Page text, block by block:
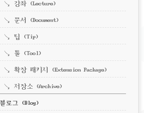
강좌 (Lecture)
문서 (Document)
팁 (Tip)
툴 (Tool)
확장 패키지 (Extension Package)
저장소 (Archive)
블로그 (Blog)